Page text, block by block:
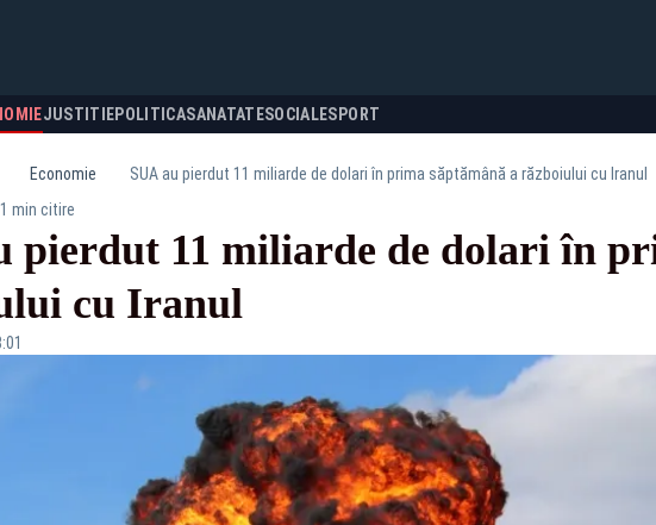
JUSTITIEPOLITICASANATATESOCIALESPORT
Economie SUA au pierdut 11 miliarde de dolari în prima săptămână a războiului cu Iranul
1 min citire
pierdut 11 miliarde de dolari în
cu Iranul